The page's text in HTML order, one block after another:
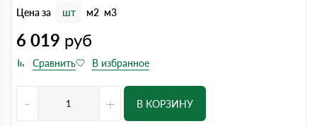
Цена за шт м2 м3
6 019 руб
- + В КОРЗИНУ